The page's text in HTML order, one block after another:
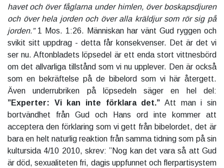
havet och över fåglarna under himlen, över boskapsdjuren
och över hela jorden och över alla kräldjur som rör sig på
jorden.”1 Mos. 1:26. Människan har vänt Gud ryggen och
svikit sitt uppdrag - detta får konsekvenser. Det är det vi
ser nu. Aftonbladets löpsedel är ett enda stort vittnesbörd
om det allvarliga tillstånd som vi nu upplever. Den är också
som en bekräftelse på de bibelord som vi här återgett.
Även underrubriken på löpsedeln säger en hel del:
”Experter: Vi kan inte förklara det.” Att man i sin
bortvändhet från Gud och Hans ord inte kommer att
acceptera den förklaring som vi gett från bibelordet, det är
bara en helt naturlig reaktion från samma tidning som på sin
kultursida 4/10 2010, skrev: ”Nog kan det vara så att Gud
är död, sexualiteten fri, dagis uppfunnet och flerpartisystem